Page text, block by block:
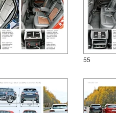
55